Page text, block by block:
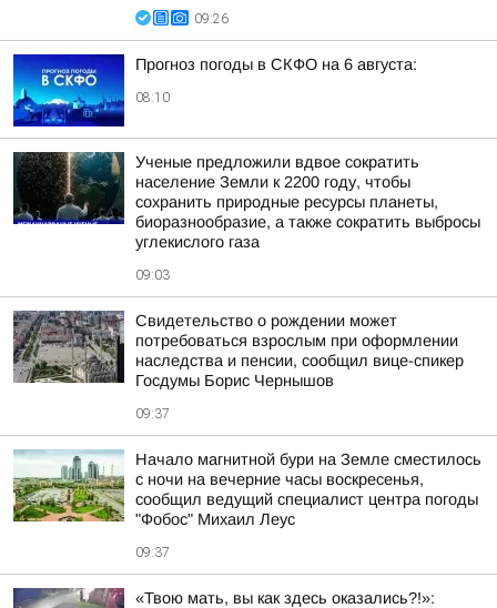
09:26
Прогноз погоды в СКФО на 6 августа:
08:10
Ученые предложили вдвое сократить
население Земли к 2200 году, чтобы
сохранить природные ресурсы планеты,
биоразнообразие, а также сократить выбросы
углекислого газа
09:03
Свидетельство о рождении может
потребоваться взрослым при оформлении
наследства и пенсии, сообщил вице-спикер
Госдумы Борис Чернышов
09:37
Начало магнитной бури на Земле сместилось
с ночи на вечерние часы воскресенья,
сообщил ведущий специалист центра погоды
"Фобос" Михаил Леус
09:37
«Твою мать, вы как здесь оказались?!»: